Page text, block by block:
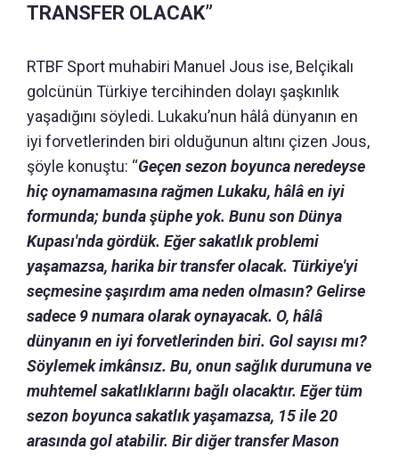
TRANSFER OLACAK”
RTBF Sport muhabiri Manuel Jous ise, Belçikalı
golcünün Türkiye tercihinden dolayı şaşkınlık
yaşadığını söyledi. Lukaku’nun hâlâ dünyanın en
iyi forvetlerinden biri olduğunun altını çizen Jous,
şöyle konuştu: “Geçen sezon boyunca neredeyse
hiç oynamamasına rağmen Lukaku, hâlâ en iyi
formunda; bunda şüphe yok. Bunu son Dünya
Kupası'nda gördük. Eğer sakatlık problemi
yaşamazsa, harika bir transfer olacak. Türkiye'yi
seçmesine şaşırdım ama neden olmasın? Gelirse
sadece 9 numara olarak oynayacak. O, hâlâ
dünyanın en iyi forvetlerinden biri. Gol sayısı mı?
Söylemek imkânsız. Bu, onun sağlık durumuna ve
muhtemel sakatlıklarını bağlı olacaktır. Eğer tüm
sezon boyunca sakatlık yaşamazsa, 15 ile 20
arasında gol atabilir. Bir diğer transfer Mason